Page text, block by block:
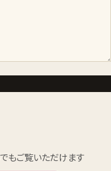
もご覧いただけます